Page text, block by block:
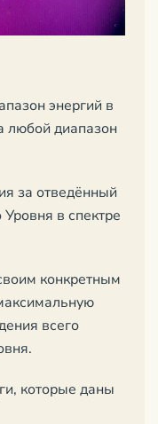
энергий в
любой диапазон
за отведённый
в спектре
конкретным
всего
которые даны